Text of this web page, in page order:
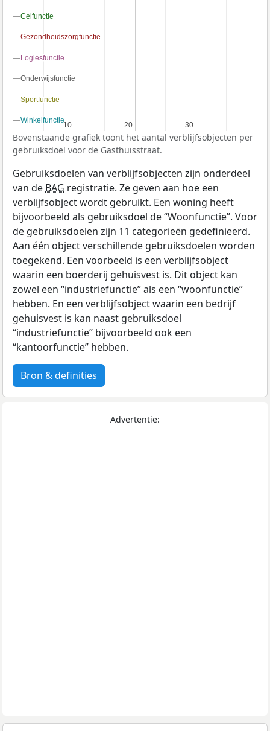
10
10 20
20 30
30
Celfunctie
Celfunctie
Gezondheidszorgfunctie
Gezondheidszorgfunctie
Logiesfunctie
Logiesfunctie
Onderwijsfunctie
Onderwijsfunctie
Sportfunctie
Sportfunctie
Winkelfunctie
Winkelfunctie
Bovenstaande grafiek toont het aantal verblijfsobjecten per
gebruiksdoel voor de Gasthuisstraat.
Gebruiksdoelen van verblijfsobjecten zijn onderdeel
van de BAG registratie. Ze geven aan hoe een
verblijfsobject wordt gebruikt. Een woning heeft
bijvoorbeeld als gebruiksdoel de “Woonfunctie”. Voor
de gebruiksdoelen zijn 11 categorieën gedefinieerd.
Aan één object verschillende gebruiksdoelen worden
toegekend. Een voorbeeld is een verblijfsobject
waarin een boerderij gehuisvest is. Dit object kan
zowel een “industriefunctie” als een “woonfunctie”
hebben. En een verblijfsobject waarin een bedrijf
gehuisvest is kan naast gebruiksdoel
“industriefunctie” bijvoorbeeld ook een
“kantoorfunctie” hebben.
Bron & definities
Advertentie: